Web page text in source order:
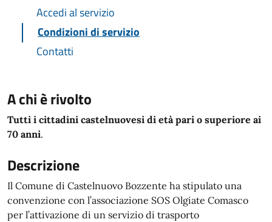
Accedi al servizio
Condizioni di servizio
Contatti
A chi è rivolto
Tutti i cittadini castelnuovesi di età pari o superiore ai
70 anni.
Descrizione
Il Comune di Castelnuovo Bozzente ha stipulato una
convenzione con l’associazione SOS Olgiate Comasco
per l’attivazione di un servizio di trasporto